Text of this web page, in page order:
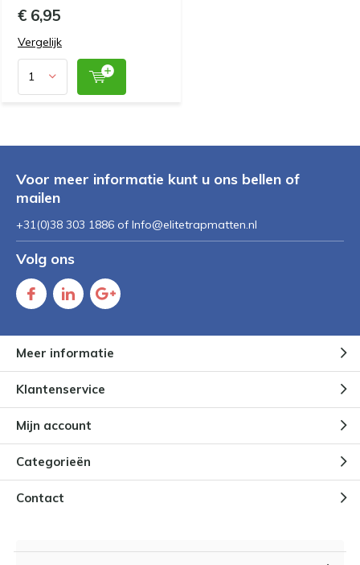
€ 6,95
Vergelijk
Voor meer informatie kunt u ons bellen of
mailen
+31(0)38 303 1886 of Info@elitetrapmatten.nl
Volg ons
Meer informatie
Klantenservice
Mijn account
Categorieën
Contact